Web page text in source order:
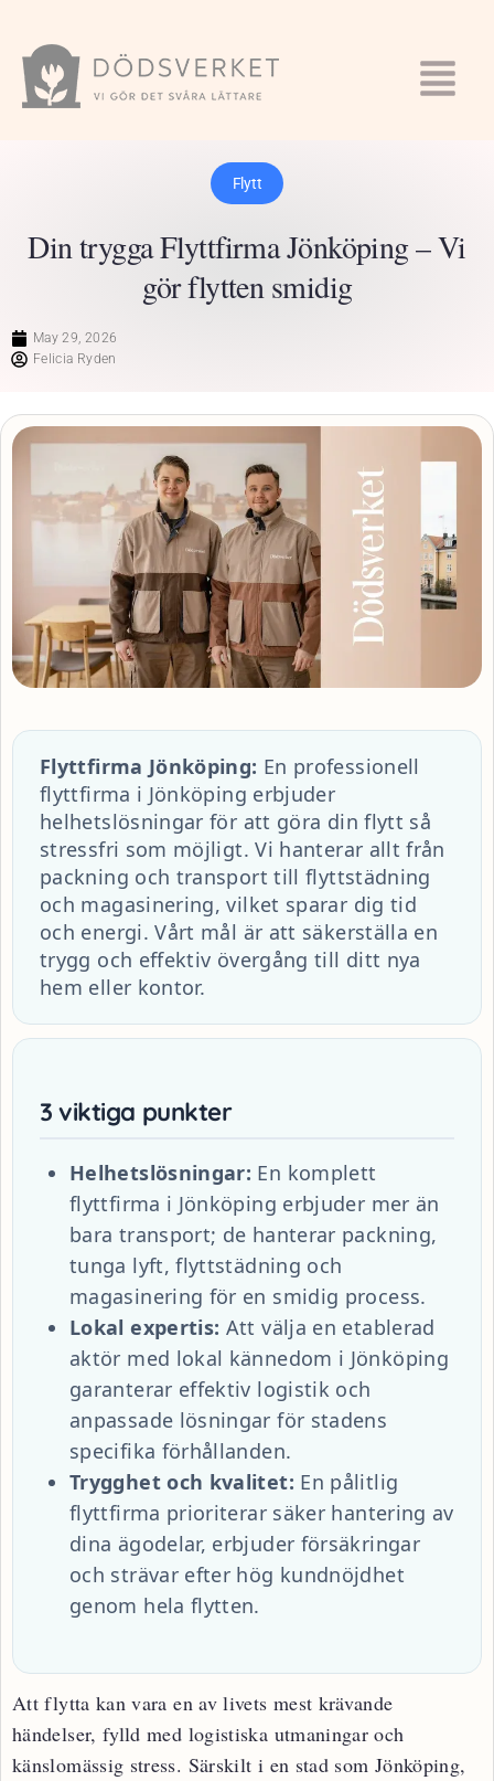
Flytt
Din trygga Flyttfirma Jönköping – Vi
gör flytten smidig
May 29, 2026
Felicia Ryden
Flyttfirma Jönköping: En professionell
flyttfirma i Jönköping erbjuder
helhetslösningar för att göra din flytt så
stressfri som möjligt. Vi hanterar allt från
packning och transport till flyttstädning
och magasinering, vilket sparar dig tid
och energi. Vårt mål är att säkerställa en
trygg och effektiv övergång till ditt nya
hem eller kontor.
3 viktiga punkter
Helhetslösningar: En komplett
flyttfirma i Jönköping erbjuder mer än
bara transport; de hanterar packning,
tunga lyft, flyttstädning och
magasinering för en smidig process.
Lokal expertis: Att välja en etablerad
aktör med lokal kännedom i Jönköping
garanterar effektiv logistik och
anpassade lösningar för stadens
specifika förhållanden.
Trygghet och kvalitet: En pålitlig
flyttfirma prioriterar säker hantering av
dina ägodelar, erbjuder försäkringar
och strävar efter hög kundnöjdhet
genom hela flytten.
Att flytta kan vara en av livets mest krävande
händelser, fylld med logistiska utmaningar och
känslomässig stress. Särskilt i en stad som Jönköping,